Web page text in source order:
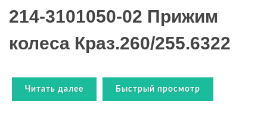
214-3101050-02 Прижим
колеса Краз.260/255.6322
Читать далее Быстрый просмотр